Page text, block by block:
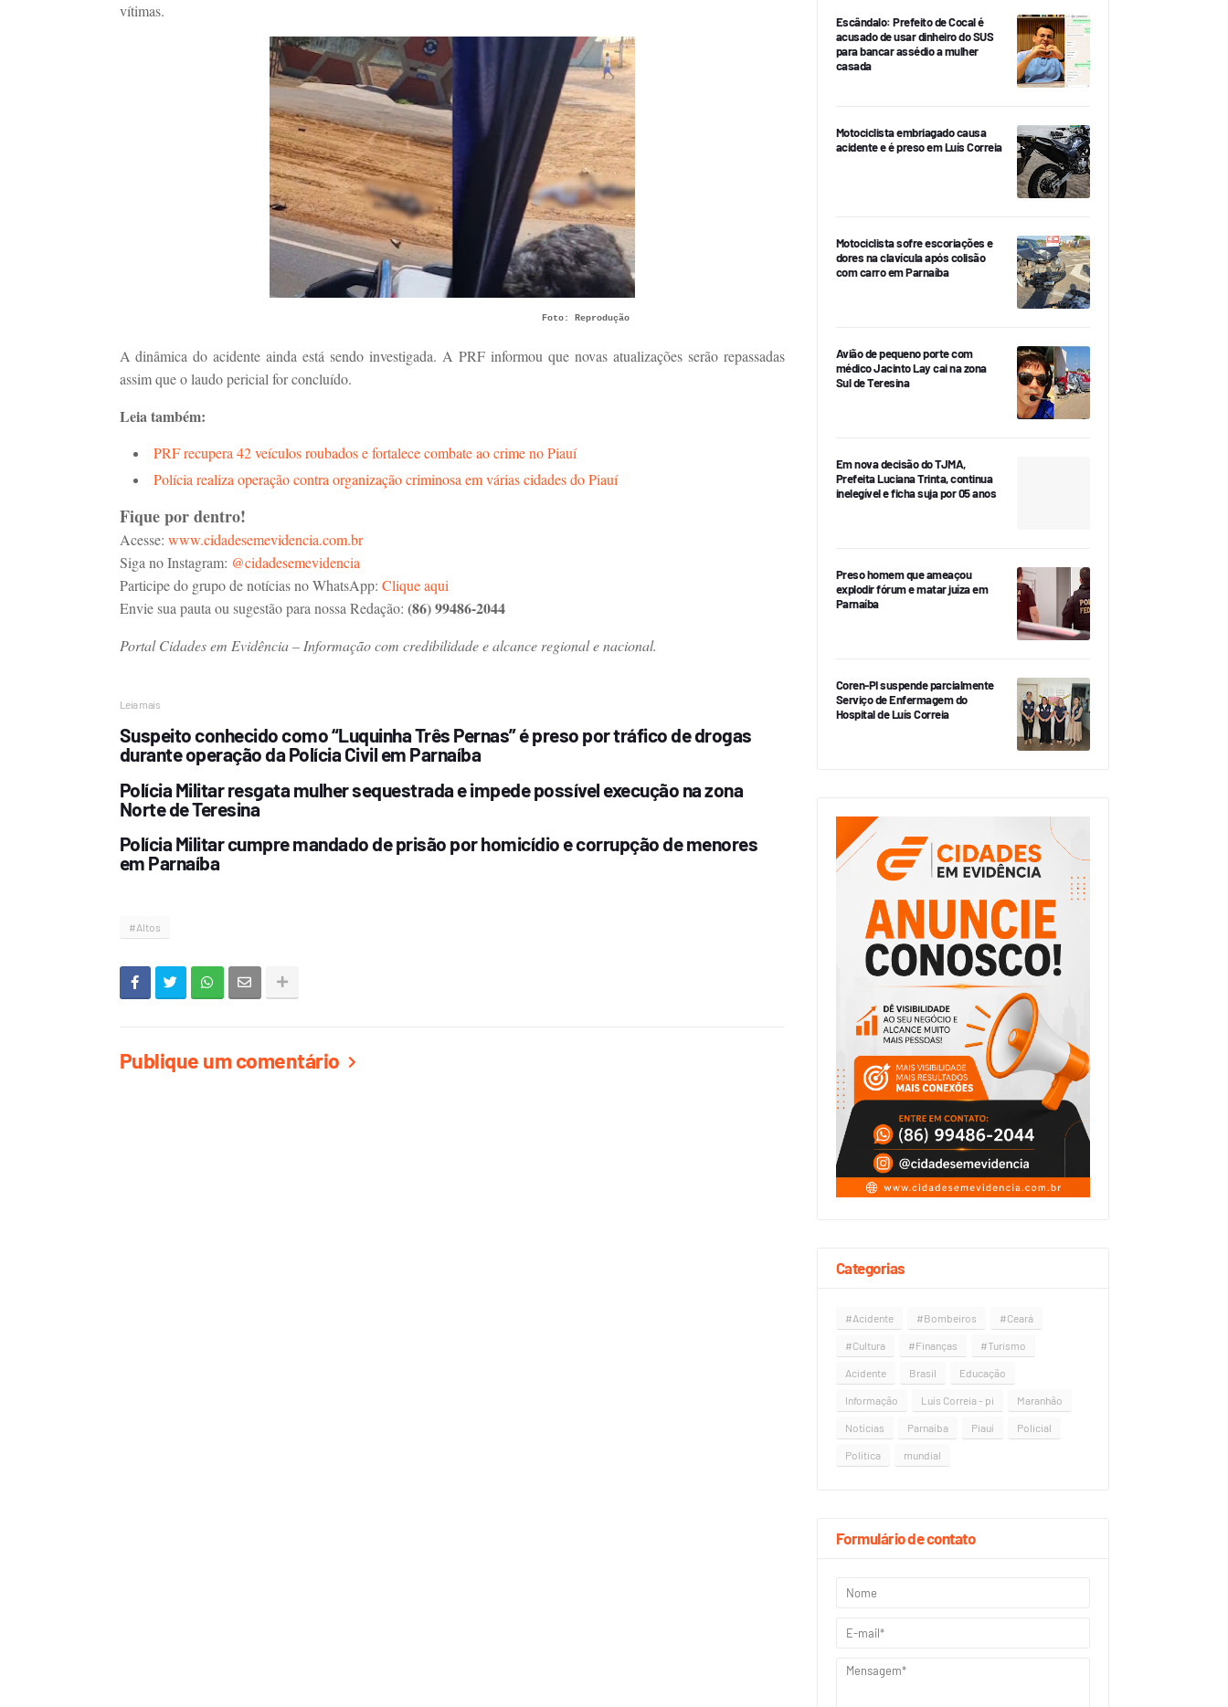
vítimas.
Foto: Reprodução
A dinâmica do acidente ainda está sendo investigada. A PRF informou que novas atualizações serão repassadas
assim que o laudo pericial for concluído.
Leia também:
PRF recupera 42 veículos roubados e fortalece combate ao crime no Piauí
Polícia realiza operação contra organização criminosa em várias cidades do Piauí
Fique por dentro!
Acesse: www.cidadesemevidencia.com.br
Siga no Instagram: @cidadesemevidencia
Participe do grupo de notícias no WhatsApp: Clique aqui
Envie sua pauta ou sugestão para nossa Redação: (86) 99486-2044
Portal Cidades em Evidência – Informação com credibilidade e alcance regional e nacional.
Leia mais
Suspeito conhecido como “Luquinha Três Pernas” é preso por tráfico de drogas
durante operação da Polícia Civil em Parnaíba
Polícia Militar resgata mulher sequestrada e impede possível execução na zona
Norte de Teresina
Polícia Militar cumpre mandado de prisão por homicídio e corrupção de menores
em Parnaíba
#Altos
Publique um comentário
Escândalo: Prefeito de Cocal é
acusado de usar dinheiro do SUS
para bancar assédio a mulher
casada
Motociclista embriagado causa
acidente e é preso em Luís Correia
Motociclista sofre escoriações e
dores na clavícula após colisão
com carro em Parnaíba
Avião de pequeno porte com
médico Jacinto Lay cai na zona
Sul de Teresina
Em nova decisão do TJMA,
Prefeita Luciana Trinta, continua
inelegível e ficha suja por 05 anos
Preso homem que ameaçou
explodir fórum e matar juíza em
Parnaíba
Coren-PI suspende parcialmente
Serviço de Enfermagem do
Hospital de Luís Correia
Categorias
#Acidente #Bombeiros #Ceará
#Cultura #Finanças #Turismo
Acidente Brasil Educação
Informação Luís Correia - pi Maranhão
Notícias Parnaíba Piauí Policial
Política mundial
Formulário de contato